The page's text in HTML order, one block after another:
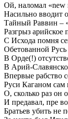
Ой, наломал «new
Насильно вводит
Тайный Раввин –
Разгрыз арийское
С Исхода помня
Обетованной
В Орде(!)
В Арий-
Впервые рабство
Руси Каганом сам
О, сколько раз он
И предавал, пре
Братьев убить не